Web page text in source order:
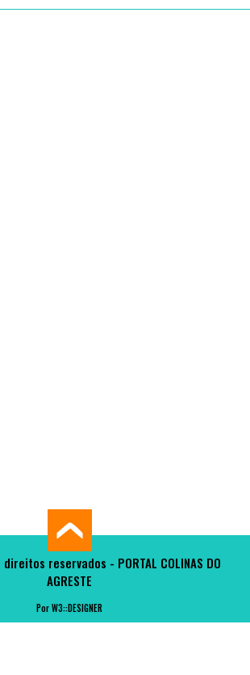
reservados - PORTAL COLINAS DO
AGRESTE
Por W3::DESIGNER